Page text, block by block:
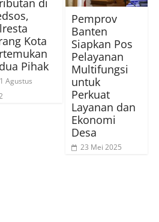
di
Kota
Pihak
Agustus
Pemprov
Banten
Siapkan Pos
Pelayanan
Multifungsi
untuk
Perkuat
Layanan dan
Ekonomi
Desa
23 Mei 2025